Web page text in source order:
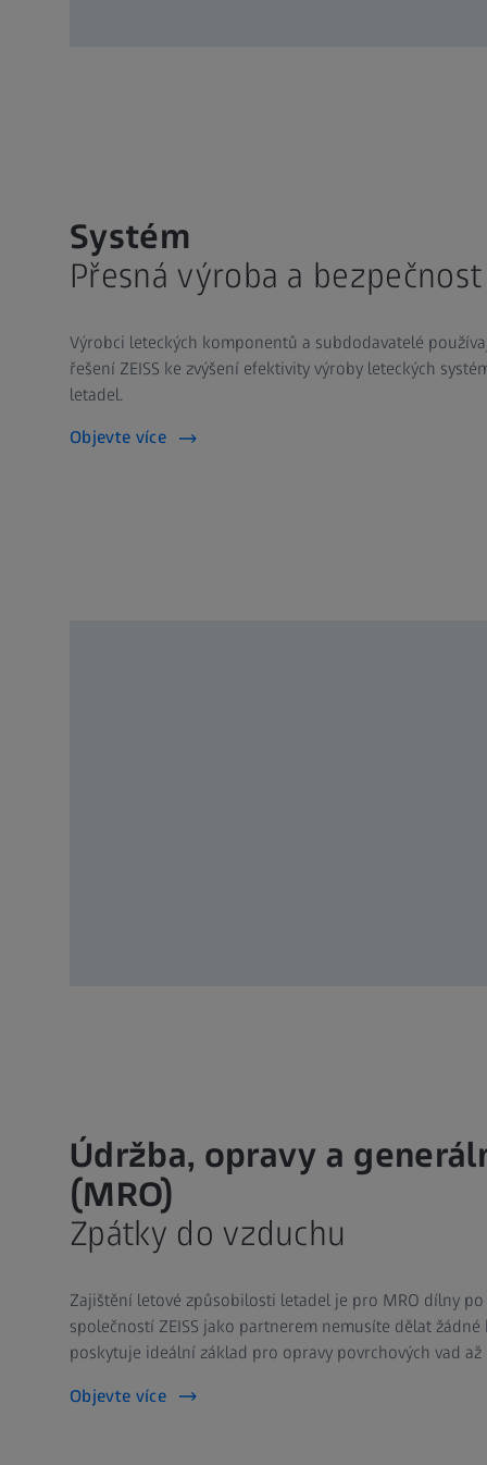
Systém
Přesná výroba a bezpečnost
Výrobci leteckých komponentů a subdodavatelé
řešení ZEISS ke zvýšení efektivity výroby leteckých
letadel.​
Objevte více
Údržba, opravy a
(MRO)
Zpátky do vzduchu
Zajištění letové způsobilosti letadel je pro MRO dílny po
společností ZEISS jako partnerem nemusíte dělat
poskytuje ideální základ pro opravy povrchových vad
Objevte více